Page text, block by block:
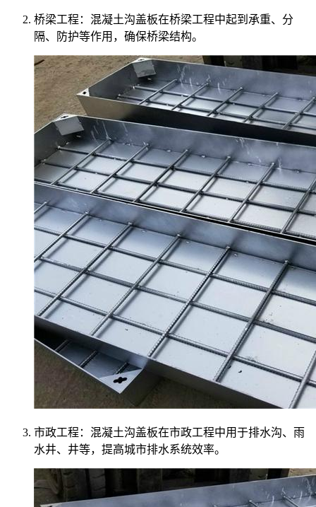
桥梁工程：混凝土沟盖板在桥梁工程中起到承重、分
隔、防护等作用，确保桥梁结构。
市政工程：混凝土沟盖板在市政工程中用于排水沟、雨
水井、井等，提高城市排水系统效率。